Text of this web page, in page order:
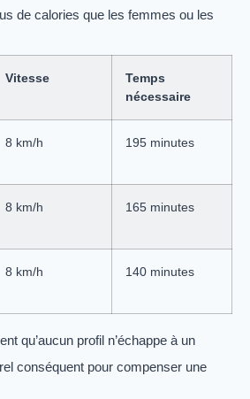
de calories que les femmes ou les
Vitesse
Temps
nécessaire
8 km/h 195 minutes
8 km/h 165 minutes
8 km/h 140 minutes
qu’aucun profil n’échappe à un
conséquent pour compenser une